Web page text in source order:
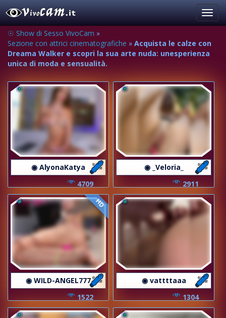
☉ Show di Sesso VivoCam »
Sezione con attrici cinematografiche » Acquista le calze con
Dreama Walker e scopri la sua arte nuda: unesperienza
unica di moda e sensualità.
◉ AlyonaKatya
4709
◉ _Veloria_
2911
HD
◉ WILD-ANGEL777
1522
◉ vattttaaa
1304